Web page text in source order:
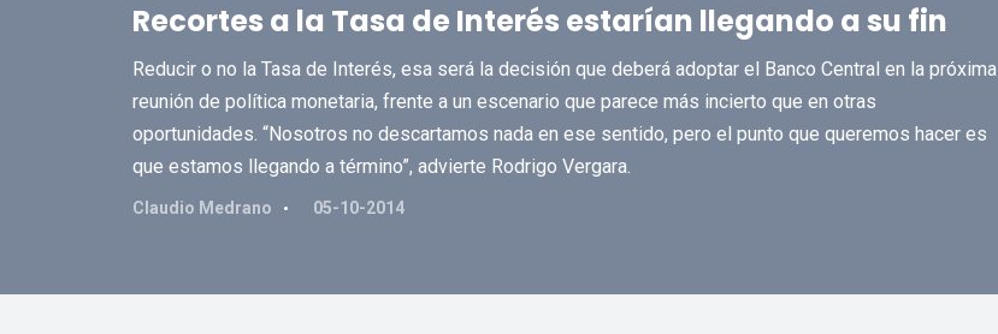
Recortes a la Tasa de Interés estarían llegando a su fin
Reducir o no la Tasa de Interés, esa será la decisión que deberá adoptar el Banco Central en la próxima
reunión de política monetaria, frente a un escenario que parece más incierto que en otras
oportunidades. “Nosotros no descartamos nada en ese sentido, pero el punto que queremos hacer es
que estamos llegando a término”, advierte Rodrigo Vergara.
Claudio Medrano 05-10-2014